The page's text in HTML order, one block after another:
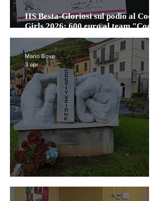
IIS Besta-Gloriosi sul podio al Coding
Girls 2026: 600 euro al team "Codice
A 3.5"
C’era una volta l’Italia antifascista…
Mario Bove
3 apr